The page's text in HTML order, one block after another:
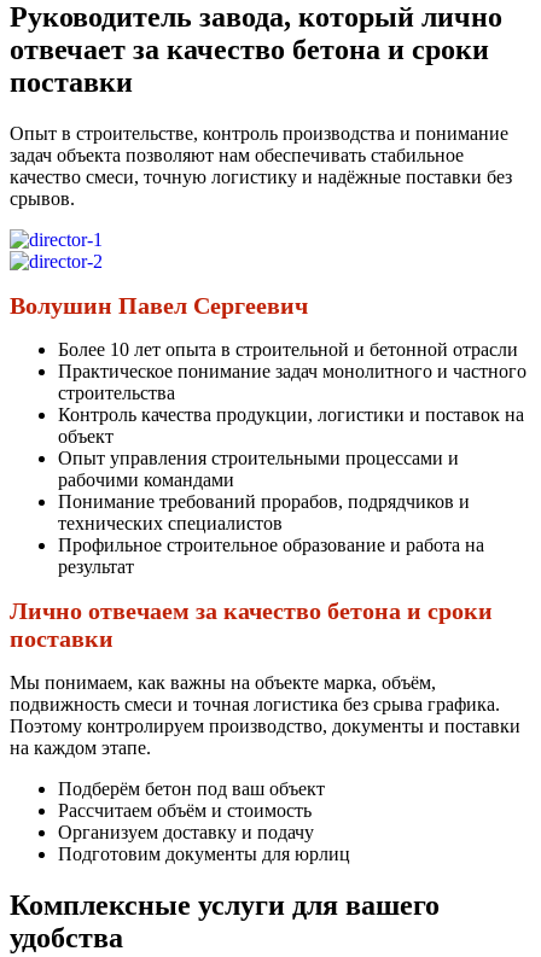
Руководитель завода, который лично
отвечает за качество бетона и сроки
поставки
Опыт в строительстве, контроль производства и понимание
задач объекта позволяют нам обеспечивать стабильное
качество смеси, точную логистику и надёжные поставки без
срывов.
Волушин Павел Сергеевич
Более 10 лет опыта в строительной и бетонной отрасли
Практическое понимание задач монолитного и частного
строительства
Контроль качества продукции, логистики и поставок на
объект
Опыт управления строительными процессами и
рабочими командами
Понимание требований прорабов, подрядчиков и
технических специалистов
Профильное строительное образование и работа на
результат
Лично отвечаем за качество бетона и сроки
поставки
Мы понимаем, как важны на объекте марка, объём,
подвижность смеси и точная логистика без срыва графика.
Поэтому контролируем производство, документы и поставки
на каждом этапе.
Подберём бетон под ваш объект
Рассчитаем объём и стоимость
Организуем доставку и подачу
Подготовим документы для юрлиц
Комплексные услуги для вашего
удобства